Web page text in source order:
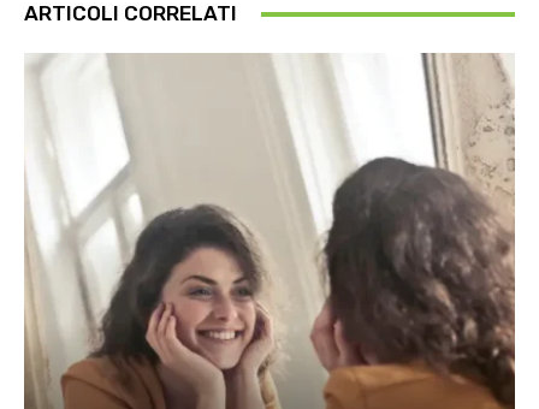
ARTICOLI CORRELATI